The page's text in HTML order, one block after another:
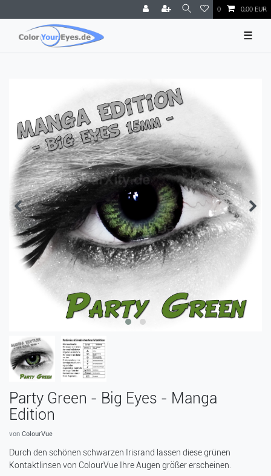
0 0,00 EUR
☰
Party Green - Big Eyes - Manga
Edition
von ColourVue
Durch den schönen schwarzen Irisrand lassen diese grünen
Kontaktlinsen von ColourVue Ihre Augen größer erscheinen.